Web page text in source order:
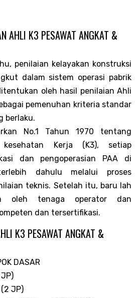
AHLI K3 PESAWAT ANGKAT &
penilaian kelayakan konstruksi
dalam sistem operasi pabrik
oleh hasil penilaian Ahli
pemenuhan kriteria standar
berlaku.
No.1 Tahun 1970 tentang
kesehatan Kerja (K3), setiap
dan pengoperasian PAA di
dahulu melalui proses
teknis. Setelah itu, baru lah
oleh tenaga operator dan
dan tersertifikasi.
K3 PESAWAT ANGKAT &
DASAR
JP)